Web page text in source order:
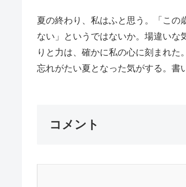
夏の終わり、私はふと思う。「この
ない」というではないか。場違いな
りと力は、確かに私の心に刻まれた。
忘れがたい夏となった気がする。書
コメント